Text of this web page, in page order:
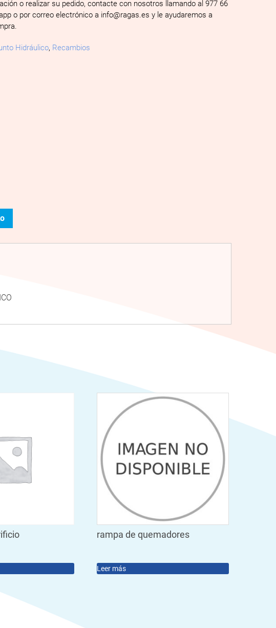
o realizar su pedido, contacte con nosotros llamando al 977 66
o por correo electrónico a info@ragas.es y le ayudaremos a
Hidráulico, Recambios
rampa de quemadores
Leer más